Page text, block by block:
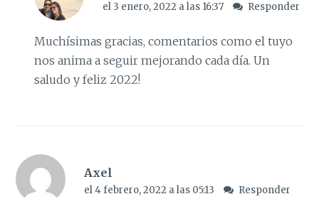
el 3 enero, 2022 a las 16:37 Responder
Muchísimas gracias, comentarios como el tuyo
nos anima a seguir mejorando cada día. Un
saludo y feliz 2022!
Axel
el 4 febrero, 2022 a las 05:13 Responder